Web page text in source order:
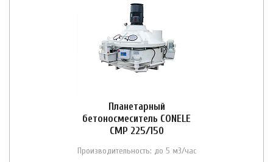
Планетарный
бетоносмеситель CONELE
CMP 225/150
Производительность: до 5 м3/час